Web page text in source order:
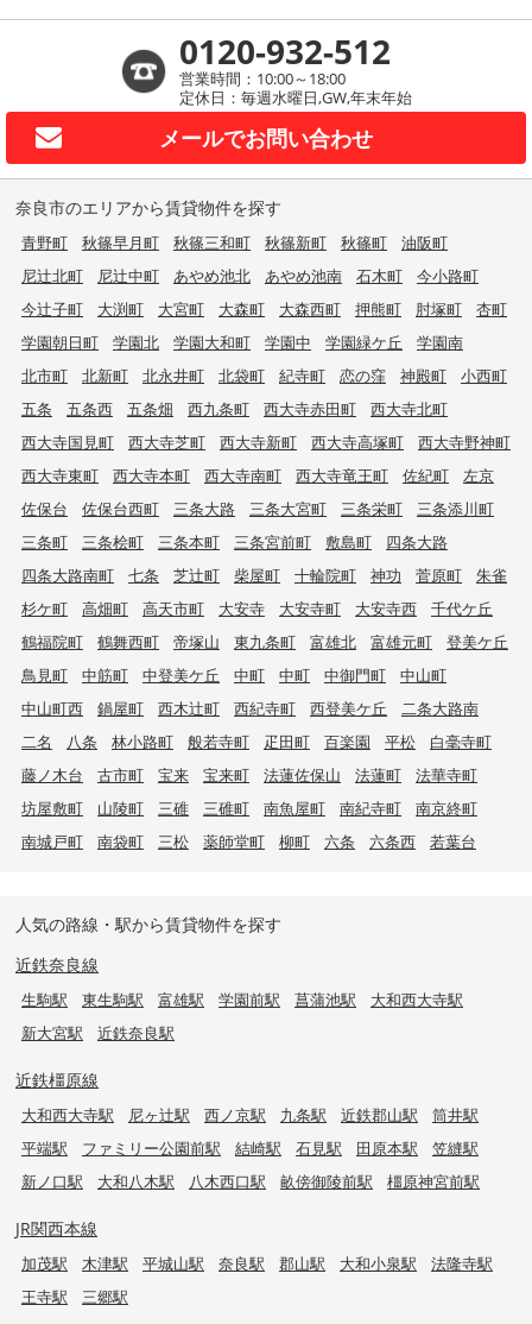
0120-932-512
営業時間：10:00～18:00
定休日：毎週水曜日,GW,年末年始
メールでお問い合わせ
奈良市のエリアから賃貸物件を探す
青野町 秋篠早月町 秋篠三和町 秋篠新町 秋篠町
油阪町
尼辻北町
尼辻中町 あやめ池北 あやめ池南 石木町
今小路町
今辻子町
大渕町 大宮町 大森町 大森西町 押熊町 肘塚町
杏町
学園朝日町
学園北 学園大和町 学園中 学園緑ケ丘
学園南
北市町
北新町 北永井町 北袋町 紀寺町 恋の窪 神殿町
小西町
五条
五条西 五条畑 西九条町 西大寺赤田町
西大寺北町
西大寺国見町
西大寺芝町 西大寺新町 西大寺高塚町
西大寺野神町
西大寺東町
西大寺本町 西大寺南町 西大寺竜王町 佐紀町
左京
佐保台
佐保台西町 三条大路 三条大宮町 三条栄町
三条添川町
三条町
三条桧町 三条本町 三条宮前町 敷島町
四条大路
四条大路南町
七条 芝辻町 柴屋町 十輪院町 神功 菅原町
朱雀
杉ケ町
高畑町 高天市町 大安寺 大安寺町 大安寺西
千代ケ丘
鶴福院町
鶴舞西町 帝塚山 東九条町 富雄北 富雄元町
登美ケ丘
鳥見町
中筋町 中登美ケ丘 中町 中町 中御門町
中山町
中山町西
鍋屋町 西木辻町 西紀寺町 西登美ケ丘
二条大路南
二名
八条 林小路町 般若寺町 疋田町 百楽園 平松
白毫寺町
藤ノ木台
古市町 宝来 宝来町 法蓮佐保山 法蓮町
法華寺町
坊屋敷町
山陵町 三碓 三碓町 南魚屋町 南紀寺町
南京終町
南城戸町
南袋町 三松 薬師堂町 柳町 六条 六条西 若葉台
人気の路線・駅から賃貸物件を探す
近鉄奈良線
生駒駅 東生駒駅 富雄駅 学園前駅 菖蒲池駅
大和西大寺駅
新大宮駅
近鉄奈良駅
近鉄橿原線
大和西大寺駅 尼ヶ辻駅 西ノ京駅 九条駅 近鉄郡山駅
筒井駅
平端駅
ファミリー公園前駅 結崎駅 石見駅 田原本駅
笠縫駅
新ノ口駅
大和八木駅 八木西口駅 畝傍御陵前駅 橿原神宮前駅
JR関西本線
加茂駅 木津駅 平城山駅 奈良駅 郡山駅 大和小泉駅
法隆寺駅
王寺駅
三郷駅